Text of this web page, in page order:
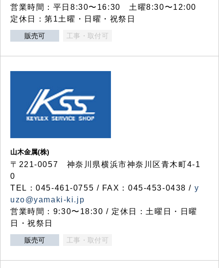
営業時間：平日8:30〜16:30 土曜8:30〜12:00
定休日：第1土曜・日曜・祝祭日
販売可 工事・取付可
山木金属(株)
〒221-0057 神奈川県横浜市神奈川区青木町4-1
0
TEL：045-461-0755 / FAX：045-453-0438 / y
uzo@yamaki-ki.jp
営業時間：9:30〜18:30 / 定休日：土曜日・日曜
日・祝祭日
販売可 工事・取付可